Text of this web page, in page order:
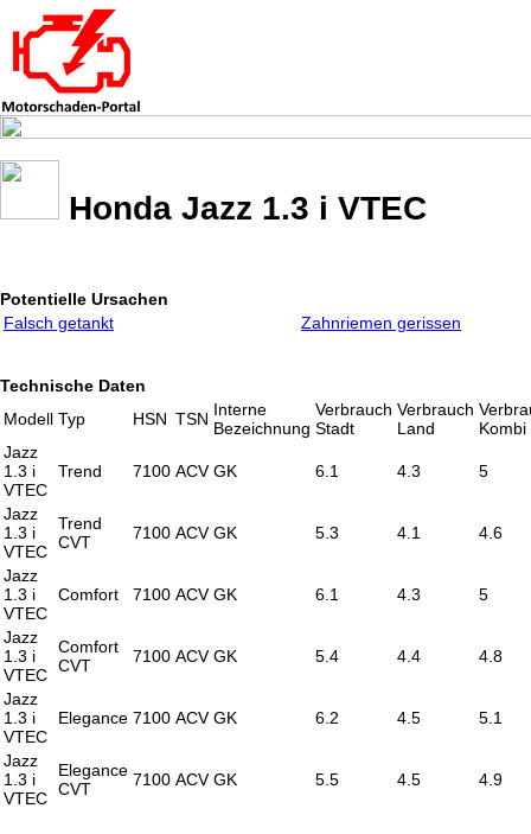
Honda Jazz 1.3 i VTEC
Potentielle Ursachen
Falsch getankt
Zahnriemen gerissen
Technische Daten
Modell Typ HSN TSN Interne
Bezeichnung
Verbrauch
Stadt
Verbrauch
Land
Kombi
Jazz
1.3 i
VTEC
Trend 7100 ACV GK 6.1 4.3 5
Jazz
1.3 i
VTEC
Trend
CVT
7100 ACV GK 5.3 4.1 4.6
Jazz
1.3 i
VTEC
Comfort 7100 ACV GK 6.1 4.3 5
Jazz
1.3 i
VTEC
Comfort
CVT
7100 ACV GK 5.4 4.4 4.8
Jazz
1.3 i
VTEC
Elegance 7100 ACV GK 6.2 4.5 5.1
Jazz
1.3 i
VTEC
Elegance
CVT
7100 ACV GK 5.5 4.5 4.9